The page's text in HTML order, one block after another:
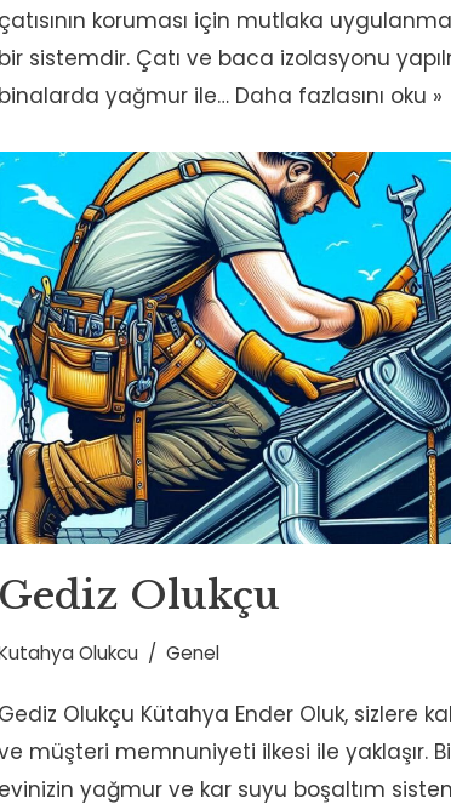
çatısının koruması için mutlaka
bir sistemdir. Çatı ve baca izolasyonu
binalarda yağmur ile… Daha fazlasını oku »
Gediz Olukçu
Olukcu Genel
Gediz Olukçu Kütahya Ender Oluk, sizlere
müşteri memnuniyeti ilkesi ile yaklaşır.
evinizin yağmur ve kar suyu boşaltım